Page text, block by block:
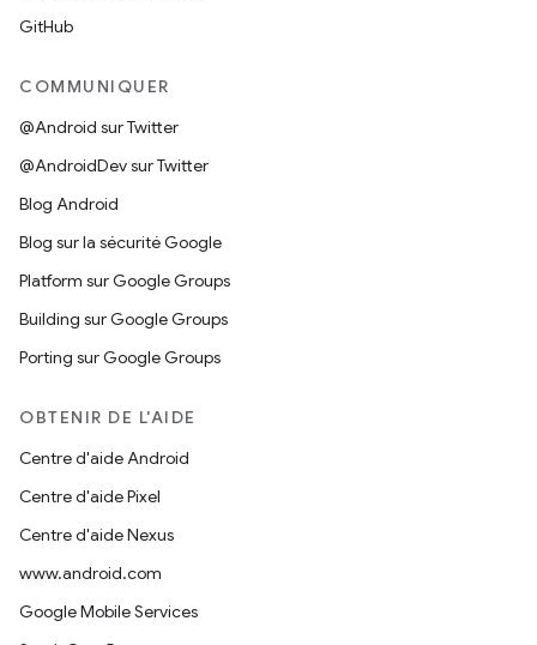
GitHub
COMMUNIQUER
@Android sur Twitter
@AndroidDev sur Twitter
Blog Android
Blog sur la sécurité Google
Platform sur Google Groups
Building sur Google Groups
Porting sur Google Groups
OBTENIR DE L'AIDE
Centre d'aide Android
Centre d'aide Pixel
Centre d'aide Nexus
www.android.com
Google Mobile Services